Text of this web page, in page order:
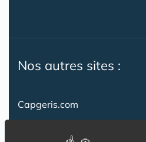
Nos autres sites :
Capgeris.com